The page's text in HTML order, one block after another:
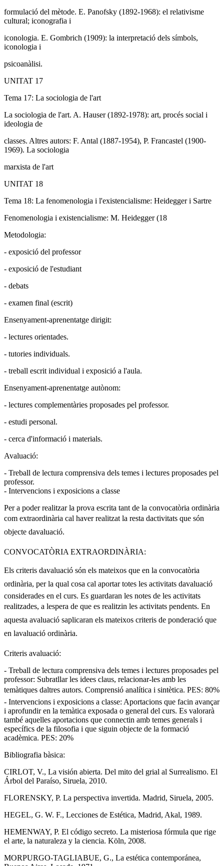
formulació del mètode. E. Panofsky (1892-1968): el relativisme
cultural; iconografia i
iconologia. E. Gombrich (1909): la interpretació dels símbols,
iconologia i
psicoanàlisi.
UNITAT 17
Tema 17: La sociologia de l'art
La sociologia de l'art. A. Hauser (1892-1978): art, procés social i
ideologia de
classes. Altres autors: F. Antal (1887-1954), P. Francastel (1900-
1969). La sociologia
marxista de l'art
UNITAT 18
Tema 18: La fenomenologia i l'existencialisme: Heidegger i Sartre
Fenomenologia i existencialisme: M. Heidegger (18
Metodologia:
- exposició del professor
- exposició de l'estudiant
- debats
- examen final (escrit)
Ensenyament-aprenentatge dirigit:
- lectures orientades.
- tutories individuals.
- treball escrit individual i exposició a l'aula.
Ensenyament-aprenentatge autònom:
- lectures complementàries proposades pel professor.
- estudi personal.
- cerca d'informació i materials.
Avaluació:
- Treball de lectura comprensiva dels temes i lectures proposades pel
professor.
- Intervencions i exposicions a classe
Per a poder realitzar la prova escrita tant de la convocatòria ordinària
com extraordinària cal haver realitzat la resta dactivitats que són
objecte davaluació.
CONVOCATÒRIA EXTRAORDINÀRIA:
Els criteris davaluació són els mateixos que en la convocatòria
ordinària, per la qual cosa cal aportar totes les activitats davaluació
considerades en el curs. Es guardaran les notes de les activitats
realitzades, a lespera de que es realitzin les activitats pendents. En
aquesta avaluació saplicaran els mateixos criteris de ponderació que
en lavaluació ordinària.
Criteris avaluació:
- Treball de lectura comprensiva dels temes i lectures proposades pel
professor: Subratllar les idees claus, relacionar-les amb les
temàtiques daltres autors. Comprensió analítica i sintètica. PES: 80%
- Intervencions i exposicions a classe: Aportacions que facin avançar
i aprofundir en la temàtica exposada o general del curs. Es valorarà
també aquelles aportacions que connectin amb temes generals i
específics de la filosofia i que siguin objecte de la formació
acadèmica. PES: 20%
Bibliografia bàsica:
CIRLOT, V., La visión abierta. Del mito del grial al Surrealismo. El
Árbol del Paraíso, Siruela, 2010.
FLORENSKY, P. La perspectiva invertida. Madrid, Siruela, 2005.
HEGEL, G. W. F., Lecciones de Estética, Madrid, Akal, 1989.
HEMENWAY, P. El código secreto. La misteriosa fórmula que rige
el arte, la naturaleza y la ciencia. Köln, 2008.
MORPURGO-TAGLIABUE, G., La estética contemporánea,